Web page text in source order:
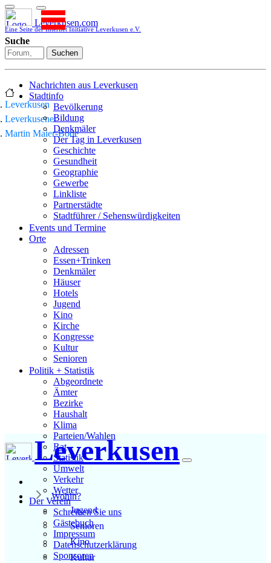
Leverkusen.com
Eine Seite der Internet Initiative Leverkusen e.V.
Suche
Suchen
Nachrichten aus Leverkusen
Stadtinfo
Bevölkerung
Bildung
Denkmäler
Der Tag in Leverkusen
Geschichte
Gesundheit
Geographie
Gewerbe
Linkliste
Partnerstädte
Stadtführer / Sehenswürdigkeiten
Stadtplan
Sport
Who is who
Wohnen
Events und Termine
Orte
Adressen
Essen+Trinken
Denkmäler
Häuser
Hotels
Jugend
Kino
Kirche
Kongresse
Kultur
Senioren
Stadtführer
Straßen
Politik + Statistik
Abgeordnete
Ämter
Bezirke
Haushalt
Klima
Parteien/Wahlen
Rat
Statistik
Umwelt
Verkehr
Wetter
Der Verein
Schreiben Sie uns
Gästebuch
Impressum
Datenschutzerklärung
Sponsoren
Leverkusen
Leverkusener
Martin Maier-Bode
Leverkusen
Wohin?
Jugend
Senioren
Kino
Kultur